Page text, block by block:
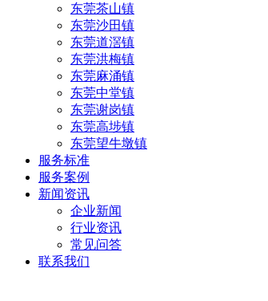
东莞茶山镇
东莞沙田镇
东莞道滘镇
东莞洪梅镇
东莞麻涌镇
东莞中堂镇
东莞谢岗镇
东莞高埗镇
东莞望牛墩镇
服务标准
服务案例
新闻资讯
企业新闻
行业资讯
常见问答
联系我们